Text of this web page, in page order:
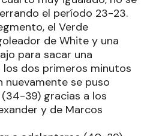
el período 23-23.
el Verde
de White y una
para sacar una
dos primeros minutos
nuevamente se puso
39) gracias a los
y de Marcos